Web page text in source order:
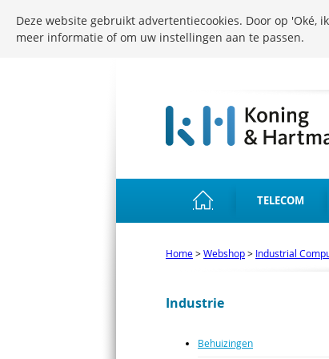
TELECOM
Home>Webshop> Industrial
Industrie
Behuizingen
Deze website gebruikt advertentiecookies. Door op 'Oké,
meer informatie of om uw instellingen aan te passen.